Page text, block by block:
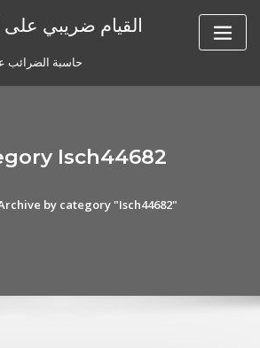
القيام ضريبي على
حاسبة الضرائب على
Isch44682
by category "Isch44682"